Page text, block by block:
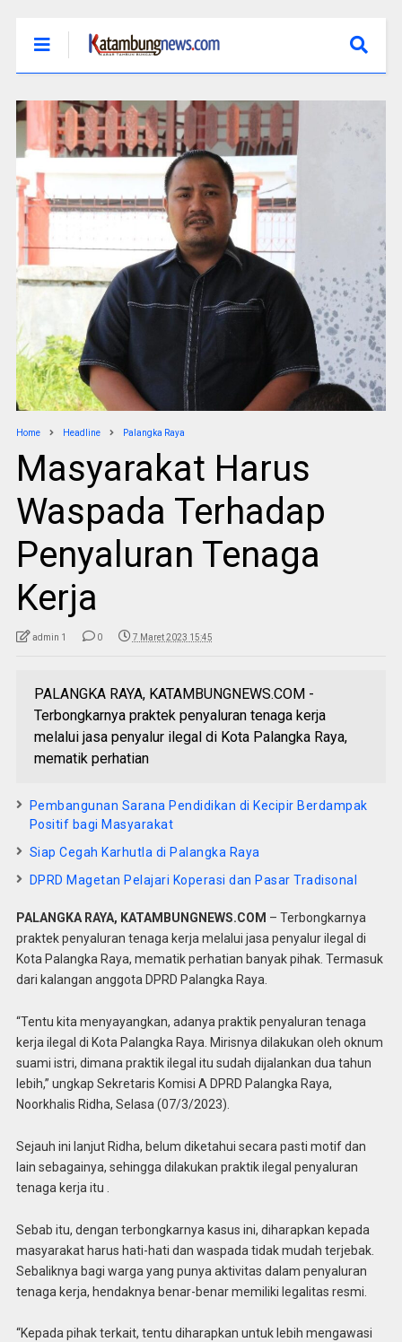
Home Headline Palangka Raya
Masyarakat Harus
Waspada Terhadap
Penyaluran Tenaga
Kerja
admin 1 0 7 Maret 2023 15:45
PALANGKA RAYA, KATAMBUNGNEWS.COM -
Terbongkarnya praktek penyaluran tenaga kerja
melalui jasa penyalur ilegal di Kota Palangka Raya,
mematik perhatian
Pembangunan Sarana Pendidikan di Kecipir Berdampak
Positif bagi Masyarakat
Siap Cegah Karhutla di Palangka Raya
DPRD Magetan Pelajari Koperasi dan Pasar Tradisonal
PALANGKA RAYA, KATAMBUNGNEWS.COM – Terbongkarnya
praktek penyaluran tenaga kerja melalui jasa penyalur ilegal di
Kota Palangka Raya, mematik perhatian banyak pihak. Termasuk
dari kalangan anggota DPRD Palangka Raya.
“Tentu kita menyayangkan, adanya praktik penyaluran tenaga
kerja ilegal di Kota Palangka Raya. Mirisnya dilakukan oleh oknum
suami istri, dimana praktik ilegal itu sudah dijalankan dua tahun
lebih,” ungkap Sekretaris Komisi A DPRD Palangka Raya,
Noorkhalis Ridha, Selasa (07/3/2023).
Sejauh ini lanjut Ridha, belum diketahui secara pasti motif dan
lain sebagainya, sehingga dilakukan praktik ilegal penyaluran
tenaga kerja itu .
Sebab itu, dengan terbongkarnya kasus ini, diharapkan kepada
masyarakat harus hati-hati dan waspada tidak mudah terjebak.
Sebaliknya bagi warga yang punya aktivitas dalam penyaluran
tenaga kerja, hendaknya benar-benar memiliki legalitas resmi.
“Kepada pihak terkait, tentu diharapkan untuk lebih mengawasi